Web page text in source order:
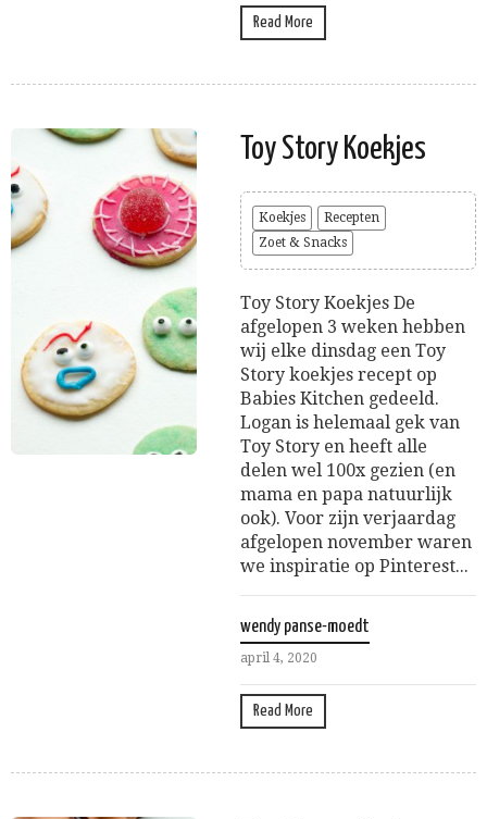
Read More
Toy Story Koekjes
Koekjes
Recepten
Zoet & Snacks
Toy Story Koekjes De
afgelopen 3 weken hebben
wij elke dinsdag een Toy
Story koekjes recept op
Babies Kitchen gedeeld.
Logan is helemaal gek van
Toy Story en heeft alle
delen wel 100x gezien (en
mama en papa natuurlijk
ook). Voor zijn verjaardag
afgelopen november waren
we inspiratie op Pinterest...
wendy panse-moedt
april 4, 2020
Read More